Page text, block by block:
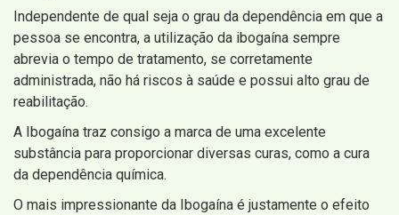
Independente de qual seja o grau da dependência em que a
pessoa se encontra, a utilização da ibogaína sempre
abrevia o tempo de tratamento, se corretamente
administrada, não há riscos à saúde e possui alto grau de
reabilitação.
A Ibogaína traz consigo a marca de uma excelente
substância para proporcionar diversas curas, como a cura
da dependência química.
O mais impressionante da Ibogaína é justamente o efeito